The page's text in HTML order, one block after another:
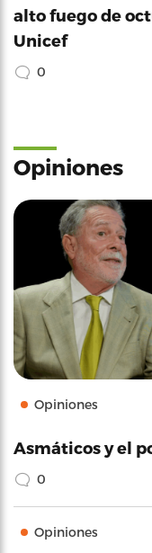
alto fuego de
Unicef
0
Opiniones
Opiniones
Asmáticos y el
0
Opiniones